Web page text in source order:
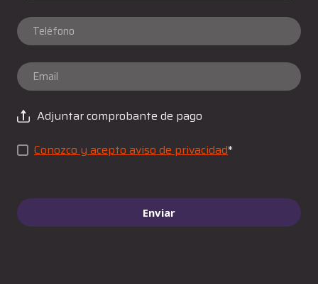
Adjuntar comprobante de pago
Conozco y acepto aviso de privacidad*
Enviar